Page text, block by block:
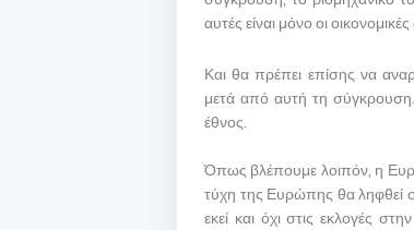
αυτές είναι μόνο οι
Και θα πρέπει επίσης να
μετά από αυτή τη σύγκρουση.
έθνος.
Όπως βλέπουμε λοιπόν, η
τύχη της Ευρώπης θα ληφθεί
εκεί και όχι στις εκλογές